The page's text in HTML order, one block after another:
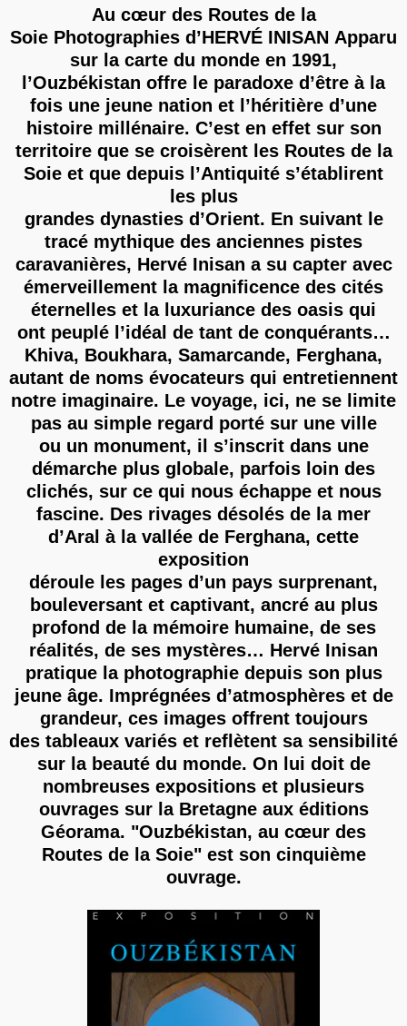
Au cœur des Routes de la
Soie Photographies d’HERVÉ INISAN Apparu
sur la carte du monde en 1991,
l’Ouzbékistan offre le paradoxe d’être à la
fois une jeune nation et l’héritière d’une
histoire millénaire. C’est en effet sur son
territoire que se croisèrent les Routes de la
Soie et que depuis l’Antiquité s’établirent
les plus
grandes dynasties d’Orient. En suivant le
tracé mythique des anciennes pistes
caravanières, Hervé Inisan a su capter avec
émerveillement la magnificence des cités
éternelles et la luxuriance des oasis qui
ont peuplé l’idéal de tant de conquérants…
Khiva, Boukhara, Samarcande, Ferghana,
autant de noms évocateurs qui entretiennent
notre imaginaire. Le voyage, ici, ne se limite
pas au simple regard porté sur une ville
ou un monument, il s’inscrit dans une
démarche plus globale, parfois loin des
clichés, sur ce qui nous échappe et nous
fascine. Des rivages désolés de la mer
d’Aral à la vallée de Ferghana, cette
exposition
déroule les pages d’un pays surprenant,
bouleversant et captivant, ancré au plus
profond de la mémoire humaine, de ses
réalités, de ses mystères… Hervé Inisan
pratique la photographie depuis son plus
jeune âge. Imprégnées d’atmosphères et de
grandeur, ces images offrent toujours
des tableaux variés et reflètent sa sensibilité
sur la beauté du monde. On lui doit de
nombreuses expositions et plusieurs
ouvrages sur la Bretagne aux éditions
Géorama. "Ouzbékistan, au cœur des
Routes de la Soie" est son cinquième
ouvrage.